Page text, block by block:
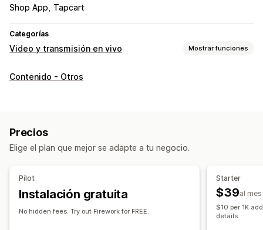
Shop App
Tapcart
Categorías
Video y transmisión en vivo Mostrar funciones
Gestión de videos
Personalización
Fondo del video
Widget de videos
Videos incrustados
Carruseles
Contenido - Otros
Precios
Elige el plan que mejor se adapte a tu negocio.
Pilot
Instalación gratuita
No hidden fees. Try out Firework for FREE.
Starter
$39al mes
$10 per 1K
details.